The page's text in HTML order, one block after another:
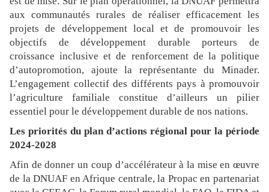
aux communautés rurales de réaliser efficacement les
projets de développement local et de promouvoir les
objectifs de développement durable porteurs de
croissance inclusive et de renforcement de la politique
d’autopromotion, ajoute la représentante du Minader.
L’engagement collectif des différents pays à promouvoir
l’agriculture familiale constitue d’ailleurs un pilier
essentiel pour le développement durable de nos nations.
Les priorités du plan d’actions régional pour la période
2024-2028
Afin de donner un coup d’accélérateur à la mise en œuvre
de la DNUAF en Afrique centrale, la Propac en partenariat